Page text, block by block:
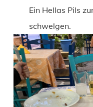
Ein Hellas Pils
schwelgen.